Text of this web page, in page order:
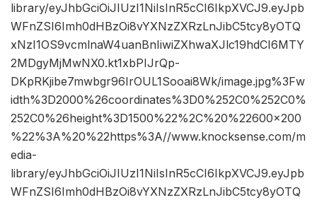
library/eyJhbGciOiJIUzI1NiIsInR5cCI6IkpXVCJ9.eyJpb
WFnZSI6Imh0dHBzOi8vYXNzZXRzLnJibC5tcy8yOTQ
xNzI1OS9vcmlnaW4uanBnIiwiZXhwaXJlc19hdCI6MTY
2MDgyMjMwNX0.kt1xbPIJrQp-
DKpRKjibe7mwbgr96IrOUL1Sooai8Wk/image.jpg%3Fw
idth%3D2000%26coordinates%3D0%252C0%252C0%
252C0%26height%3D1500%22%2C%20%22600×200
%22%3A%20%22https%3A//www.knocksense.com/m
edia-
library/eyJhbGciOiJIUzI1NiIsInR5cCI6IkpXVCJ9.eyJpb
WFnZSI6Imh0dHBzOi8vYXNzZXRzLnJibC5tcy8yOTQ